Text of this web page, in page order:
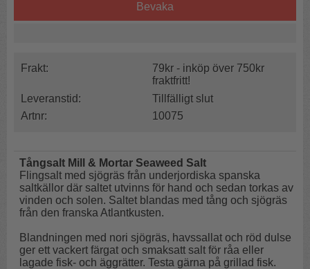
Bevaka
Frakt:
79kr - inköp över 750kr
fraktfritt!
Leveranstid:
Tillfälligt slut
Artnr:
10075
Tångsalt Mill & Mortar Seaweed Salt
Flingsalt med sjögräs från underjordiska spanska
saltkällor där saltet utvinns för hand och sedan torkas av
vinden och solen. Saltet blandas med tång och sjögräs
från den franska Atlantkusten.
Blandningen med nori sjögräs, havssallat och röd dulse
ger ett vackert färgat och smaksatt salt för råa eller
lagade fisk- och äggrätter. Testa gärna på grillad fisk.